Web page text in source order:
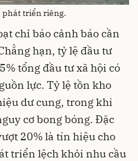
phát triển riêng.
chỉ báo cảnh báo cần
hạn, tỷ lệ đầu tư
tổng đầu tư xã hội có
lực. Tỷ lệ tồn kho
dư cung, trong khi
cơ bong bóng. Đặc
20% là tín hiệu cho
triển lệch khỏi nhu cầu